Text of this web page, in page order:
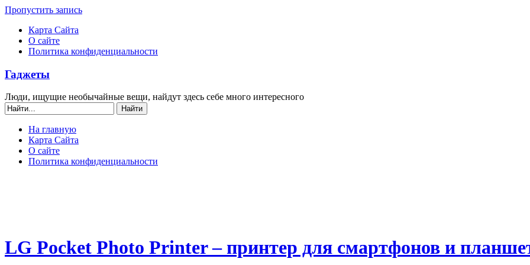
Пропустить запись
Карта Сайта
О сайте
Политика конфиденциальности
Гаджеты
Люди, ищущие необычайные вещи, найдут здесь себе много интересного
На главную
Карта Сайта
О сайте
Политика конфиденциальности
LG Pocket Photo Printer – принтер для смартфонов и